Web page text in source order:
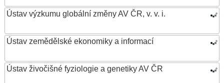
Ústav výzkumu globální změny AV ČR, v. v. i.
Ústav zemědělské ekonomiky a informací
Ústav živočišné fyziologie a genetiky AV ČR